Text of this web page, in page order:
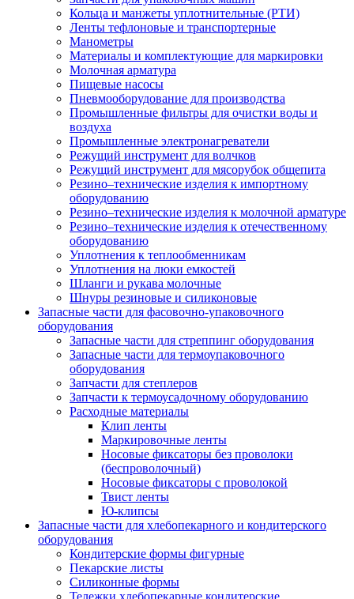
Кольца и манжеты уплотнительные (РТИ)
Ленты тефлоновые и транспортерные
Манометры
Материалы и комплектующие для маркировки
Молочная арматура
Пищевые насосы
Пневмооборудование для производства
Промышленные фильтры для очистки воды и
воздуха
Промышленные электронагреватели
Режущий инструмент для волчков
Режущий инструмент для мясорубок общепита
Резино–технические изделия к импортному
оборудованию
Резино–технические изделия к молочной арматуре
Резино–технические изделия к отечественному
оборудованию
Уплотнения к теплообменникам
Уплотнения на люки емкостей
Шланги и рукава молочные
Шнуры резиновые и силиконовые
Запасные части для фасовочно-упаковочного
оборудования
Запасные части для стреппинг оборудования
Запасные части для термоупаковочного
оборудования
Запчасти для степлеров
Запчасти к термоусадочному оборудованию
Расходные материалы
Клип ленты
Маркировочные ленты
Носовые фиксаторы без проволоки
(беспроволочный)
Носовые фиксаторы с проволокой
Твист ленты
Ю-клипсы
Запасные части для хлебопекарного и кондитерского
оборудования
Кондитерские формы фигурные
Пекарские листы
Силиконные формы
Тележки хлебопекарные кондитерские